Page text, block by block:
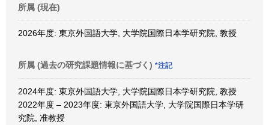
所属 (現在)
2026年度: 東京外国語大学, 大学院国際日本学研究院, 教授
所属 (過去の研究課題情報に基づく) *注記
2024年度: 東京外国語大学, 大学院国際日本学研究院, 教授
2022年度 – 2023年度: 東京外国語大学, 大学院国際日本学研
究院, 准教授